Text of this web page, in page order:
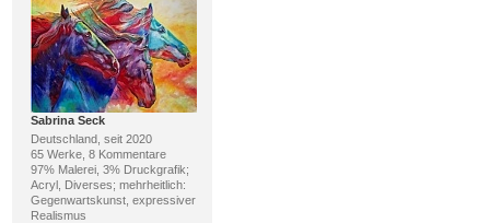
Sabrina Seck
Deutschland, seit 2020
65 Werke, 8 Kommentare
97% Malerei, 3% Druckgrafik;
Acryl, Diverses; mehrheitlich:
Gegenwartskunst, expressiver
Realismus